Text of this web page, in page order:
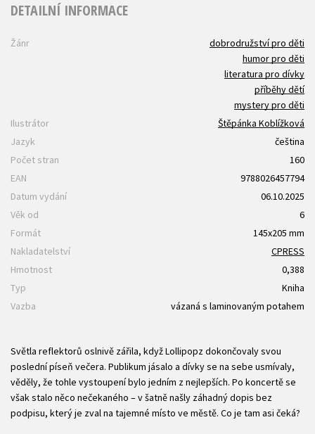
DETAILNÍ INFORMACE
Žánr
dobrodružství pro děti
humor pro děti
literatura pro dívky
příběhy dětí
mystery pro děti
Ilustrátor
Štěpánka Koblížková
Jazyk
čeština
Počet stran
160
EAN
9788026457794
Datum vydání
06.10.2025
Věk od
6
Formát
145x205 mm
Nakladatelství
CPRESS
Hmotnost
0,388
Typ
Kniha
Vazba
vázaná s laminovaným potahem
Světla reflektorů oslnivě zářila, když Lollipopz dokončovaly svou
poslední píseň večera. Publikum jásalo a dívky se na sebe usmívaly,
věděly, že tohle vystoupení bylo jedním z nejlepších. Po koncertě se
však stalo něco nečekaného – v šatně našly záhadný dopis bez
podpisu, který je zval na tajemné místo ve městě. Co je tam asi čeká?